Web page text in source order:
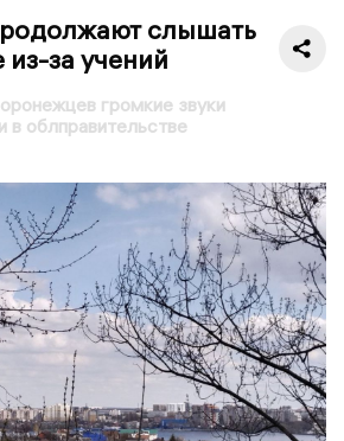
слышать
за учений
громкие звуки
в облправительстве